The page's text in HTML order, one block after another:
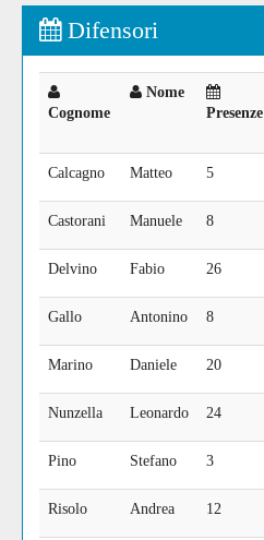
Difensori
Cognome
Nome
Presenze
Calcagno Matteo 5
Castorani Manuele 8
Delvino Fabio 26
Gallo Antonino 8
Marino Daniele 20
Nunzella Leonardo 24
Pino Stefano 3
Risolo Andrea 12